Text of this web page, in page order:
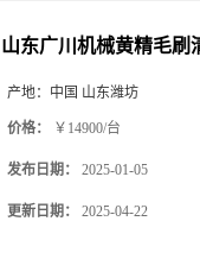
山东广川机械黄精毛刷
产地： 中国 山东潍坊
价格： ￥14900/台
发布日期： 2025-01-05
更新日期： 2025-04-22